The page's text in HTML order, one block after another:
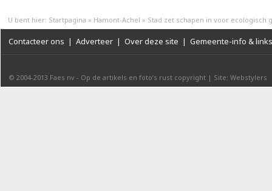
U bent hier: Startpagina » Hamont-Achel » Stad zet schapen in voor ecologisch
Contacteer ons | Adverteer | Over deze site | Gemeente-info & links
© 2004-2013 Faes nv - Op de artikels en foto’s rust copyright | Site: Webstylers